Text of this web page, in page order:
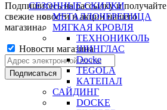
СЕЗОННЫЕ СКИДКИ
МЕТАЛЛОЧЕРЕПИЦА
МЯГКАЯ КРОВЛЯ
ТЕХНОНИКОЛЬ
ШИНГЛАС
Docke
TEGOLA
КАТЕПАЛ
САЙДИНГ
DOCKE
Подпишитесь на рассылку и получайте
свежие новости и акции нашего
магазина.
Новости магазина